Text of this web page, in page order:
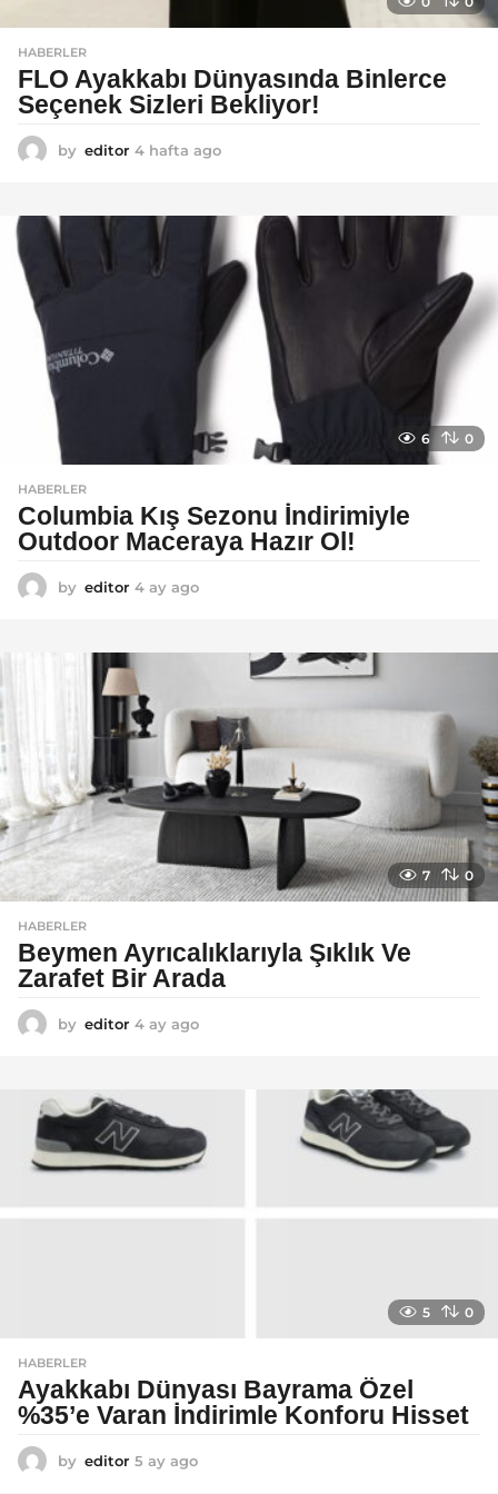
HABERLER
FLO Ayakkabı Dünyasında Binlerce
Seçenek Sizleri Bekliyor!
by editor 4 hafta ago
a
6 0
HABERLER
Columbia Kış Sezonu İndirimiyle
Outdoor Maceraya Hazır Ol!
by editor 4 ay ago
a
7 0
HABERLER
Beymen Ayrıcalıklarıyla Şıklık Ve
Zarafet Bir Arada
by editor 4 ay ago
o
5 0
HABERLER
Ayakkabı Dünyası Bayrama Özel
%35’e Varan İndirimle Konforu Hisset
by editor 5 ay ago